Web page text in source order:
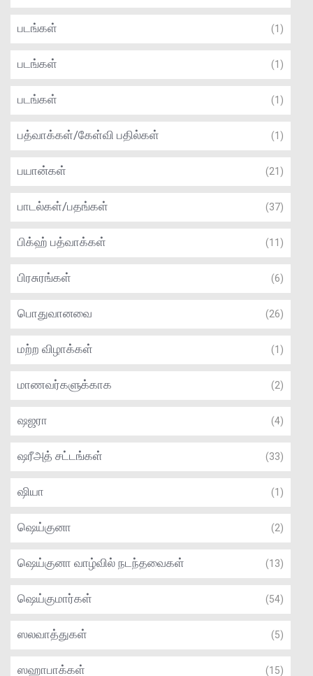
படங்கள் (1)
படங்கள் (1)
படங்கள் (1)
பத்வாக்கள்/கேள்வி பதில்கள் (1)
பயான்கள் (21)
பாடல்கள்/பதங்கள் (37)
பிக்ஹ் பத்வாக்கள் (11)
பிரசுரங்கள் (6)
பொதுவானவை (26)
மற்ற விழாக்கள் (1)
மாணவர்களுக்காக (2)
ஷஜரா (4)
ஷரீஅத் சட்டங்கள் (33)
ஷியா (1)
ஷெய்குனா (2)
ஷெய்குனா வாழ்வில் நடந்தவைகள் (13)
ஷெய்குமார்கள் (54)
ஸலவாத்துகள் (5)
ஸஹாபாக்கள் (15)